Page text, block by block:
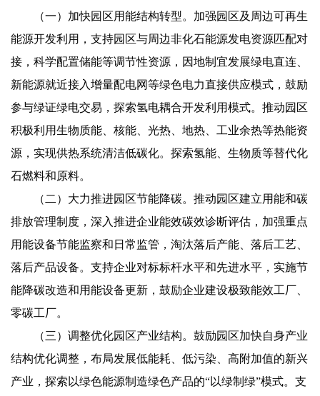
（一）加快园区用能结构转型。加强园区及周边可再生
能源开发利用，支持园区与周边非化石能源发电资源匹配对
接，科学配置储能等调节性资源，因地制宜发展绿电直连、
新能源就近接入增量配电网等绿色电力直接供应模式，鼓励
参与绿证绿电交易，探索氢电耦合开发利用模式。推动园区
积极利用生物质能、核能、光热、地热、工业余热等热能资
源，实现供热系统清洁低碳化。探索氢能、生物质等替代化
石燃料和原料。
（二）大力推进园区节能降碳。推动园区建立用能和碳
排放管理制度，深入推进企业能效碳效诊断评估，加强重点
用能设备节能监察和日常监管，淘汰落后产能、落后工艺、
落后产品设备。支持企业对标标杆水平和先进水平，实施节
能降碳改造和用能设备更新，鼓励企业建设极致能效工厂、
零碳工厂。
（三）调整优化园区产业结构。鼓励园区加快自身产业
结构优化调整，布局发展低能耗、低污染、高附加值的新兴
产业，探索以绿色能源制造绿色产品的“以绿制绿”模式。支